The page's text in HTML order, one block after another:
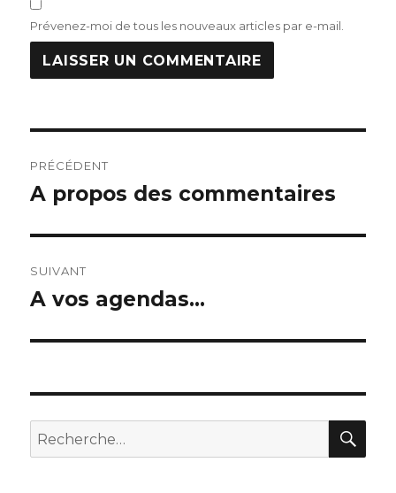
Prévenez-moi de tous les nouveaux articles par e-mail.
de
PRÉCÉDENT
Publication
A propos des commentaires
SUIVANT
Publication
A vos agendas…
Recherche
pour :